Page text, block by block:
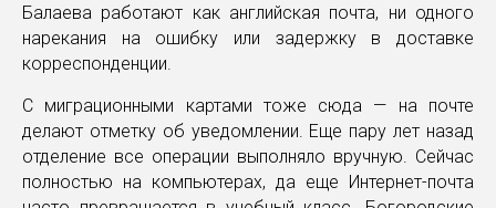
Балаева работают как английская почта, ни одного
нарекания на ошибку или задержку в доставке
корреспонденции.
С миграционными картами тоже сюда — на почте
делают отметку об уведомлении. Еще пару лет назад
отделение все операции выполняло вручную. Сейчас
полностью на компьютерах, да еще Интернет-почта